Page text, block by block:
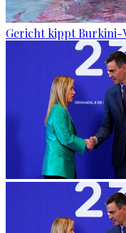
Gericht kippt Burkini-